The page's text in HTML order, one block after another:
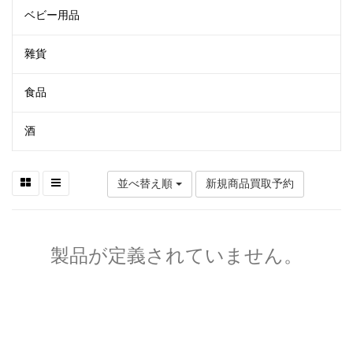
ベビー用品
雜貨
食品
酒
並べ替え順 新規商品買取予約
製品が定義されていません。